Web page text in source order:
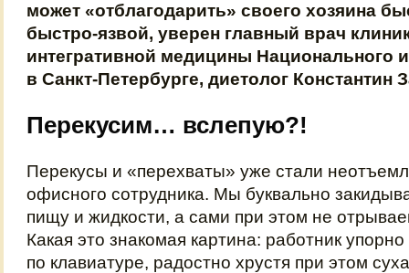
может «отблагодарить» своего хозяина
быстро-язвой, уверен главный врач
интегративной медицины Национального
в Санкт-Петербурге, диетолог Константин
Перекусим… вслепую?!
Перекусы и «перехваты» уже стали
офисного сотрудника. Мы буквально
пищу и жидкости, а сами при этом не
Какая это знакомая картина: работник
по клавиатуре, радостно хрустя при этом